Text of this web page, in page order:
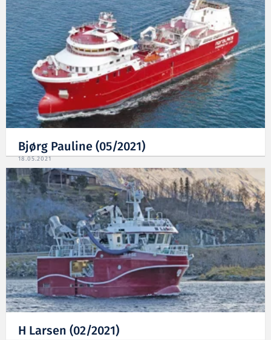
Bjørg Pauline (05/2021)
18.05.2021
H Larsen (02/2021)